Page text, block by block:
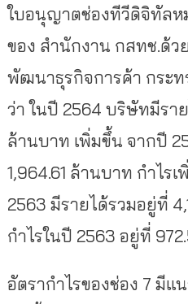
ใบอนุญาตช่องทีวีดิจิทัลห
ของ สำนักงาน กสทช.ด้
พัฒนาธุรกิจการค้า กระ
ว่า ในปี 2564 บริษัทมีรา
ล้านบาท เพิ่มขึ้น จากปี
1,964.61 ล้านบาท กำไร
2563 มีรายได้รวมอยู่ที่
กำไรในปี 2563 อยู่ที่
อัตรากำไรของช่อง 7 มี